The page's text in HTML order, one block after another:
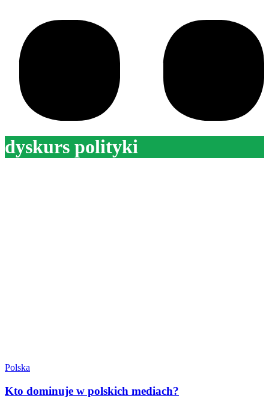
dyskurs polityki
Polska
Kto dominuje w polskich mediach?